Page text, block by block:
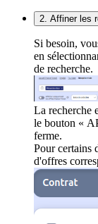
2. Affiner les
Si besoin,
en
de recherche.
La recherche
le bouton «
ferme.
Pour certains
d'offres